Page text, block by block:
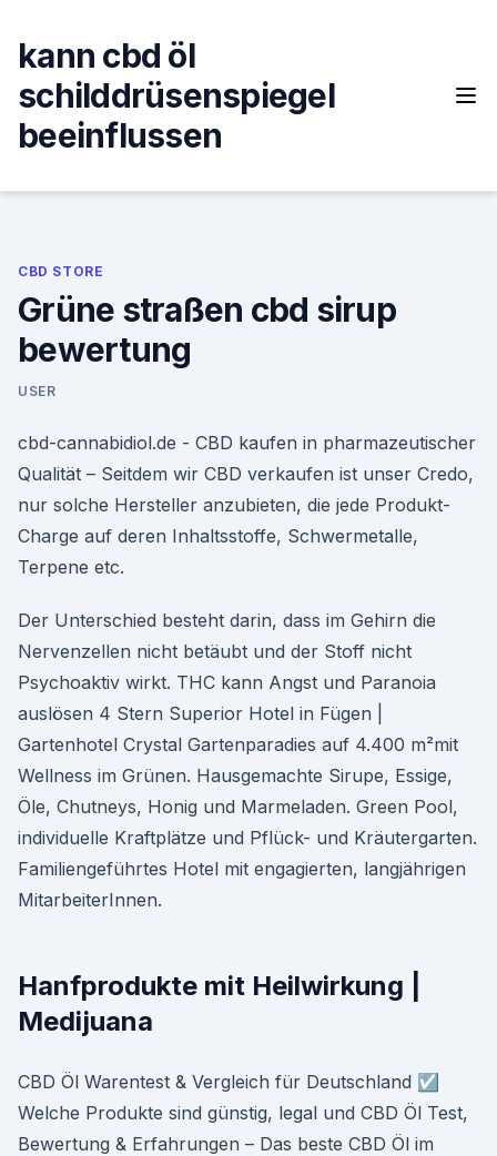
content
kann cbd öl
schilddrüsenspiegel
beeinflussen
CBD STORE
Grüne straßen cbd sirup
bewertung
USER
cbd-cannabidiol.de - CBD kaufen in pharmazeutischer
Qualität – Seitdem wir CBD verkaufen ist unser Credo,
nur solche Hersteller anzubieten, die jede Produkt-
Charge auf deren Inhaltsstoffe, Schwermetalle,
Terpene etc.
Der Unterschied besteht darin, dass im Gehirn die
Nervenzellen nicht betäubt und der Stoff nicht
Psychoaktiv wirkt. THC kann Angst und Paranoia
auslösen 4 Stern Superior Hotel in Fügen |
Gartenhotel Crystal Gartenparadies auf 4.400 m²mit
Wellness im Grünen. Hausgemachte Sirupe, Essige,
Öle, Chutneys, Honig und Marmeladen. Green Pool,
individuelle Kraftplätze und Pflück- und Kräutergarten.
Familiengeführtes Hotel mit engagierten, langjährigen
MitarbeiterInnen.
Hanfprodukte mit Heilwirkung |
Medijuana
CBD Öl Warentest & Vergleich für Deutschland ☑️
Welche Produkte sind günstig, legal und CBD Öl Test,
Bewertung & Erfahrungen – Das beste CBD Öl im